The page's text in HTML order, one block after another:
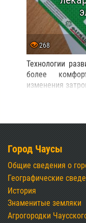
268
Технологии
более
изменения
Город Чаусы
Общие сведения о
Географические
История
Знаменитые земляки
Агрогородки